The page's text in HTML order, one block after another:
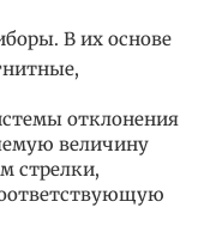
В их основе
отклонения
величину
стрелки,